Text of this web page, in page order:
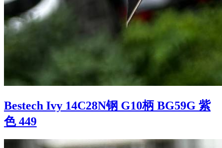
Bestech Ivy 14C28N钢 G10柄 BG59G 紫
色 449